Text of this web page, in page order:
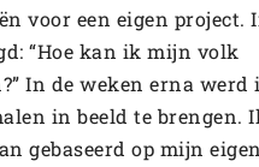
voor een eigen project.
“Hoe kan ik mijn volk
In de weken erna werd
in beeld te brengen.
gebaseerd op mijn eigen